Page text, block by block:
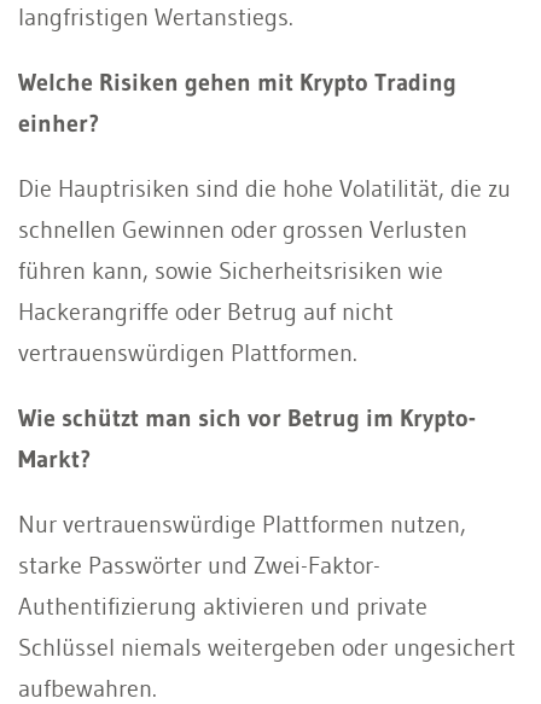
langfristigen Wertanstiegs.
Welche Risiken gehen mit Krypto Trading
einher?
Die Hauptrisiken sind die hohe Volatilität, die zu
schnellen Gewinnen oder grossen Verlusten
führen kann, sowie Sicherheitsrisiken wie
Hackerangriffe oder Betrug auf nicht
vertrauenswürdigen Plattformen.
Wie schützt man sich vor Betrug im Krypto-
Markt?
Nur vertrauenswürdige Plattformen nutzen,
starke Passwörter und Zwei-Faktor-
Authentifizierung aktivieren und private
Schlüssel niemals weitergeben oder ungesichert
aufbewahren.